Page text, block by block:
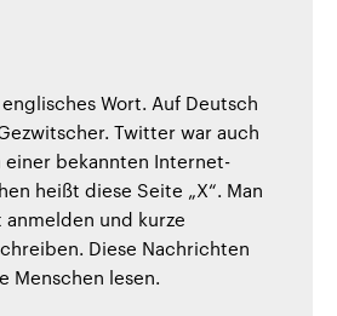
Wort. Auf Deutsch
Twitter war auch
einer bekannten Internet-
heißt diese Seite „X“. Man
anmelden und kurze
Diese Nachrichten
Menschen lesen.